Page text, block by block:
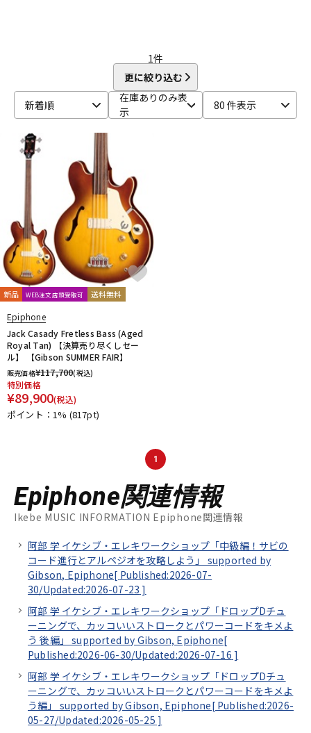
1件
更に絞り込む
新着順
在庫ありのみ表
示
80 件表示
新品 WEB注文店頭受取可 送料無料
Epiphone
Jack Casady Fretless Bass (Aged
Royal Tan) 【決算売り尽くしセー
ル】 【Gibson SUMMER FAIR】
販売価格¥117,700(税込)
特別価格
¥89,900(税込)
ポイント：1% (817pt)
1
Epiphone関連情報
Ikebe MUSIC INFORMATION Epiphone関連情報
阿部 学 イケシブ・エレキワークショップ「中級編！サビの
コード進行とアルペジオを攻略しよう」 supported by
Gibson, Epiphone[ Published:2026-07-
30/Updated:2026-07-23 ]
阿部 学 イケシブ・エレキワークショップ「ドロップDチュ
ーニングで、カッコいいストロークとパワーコードをキメよ
う 後編」 supported by Gibson, Epiphone[
Published:2026-06-30/Updated:2026-07-16 ]
阿部 学 イケシブ・エレキワークショップ「ドロップDチュ
ーニングで、カッコいいストロークとパワーコードをキメよ
う編」 supported by Gibson, Epiphone[ Published:2026-
05-27/Updated:2026-05-25 ]